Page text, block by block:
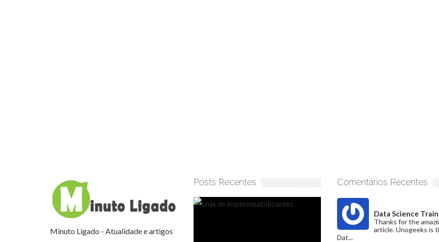
Minuto Ligado - Atualidade e artigos
Posts Recentes Comentários Recentes
Data Science
Thanks for the
article. Unogeeks is
Dat...